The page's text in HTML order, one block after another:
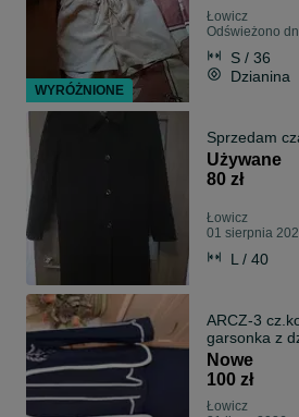
Łowicz
Odświeżono
S / 36
Dzianina
Sprzedam
Używane
80 zł
Łowicz
01 sierpnia
L / 40
ARCZ-3
garsonka z
wyprzedaż
Nowe
100 zł
Łowicz
WYRÓŻNIONE